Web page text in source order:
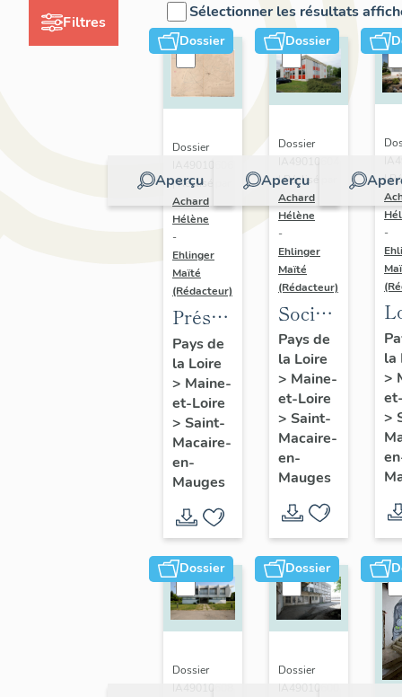
Filtres
Sélectionner les résultats
Dossier
Aperçu
Dossier
| Réalisé par
Achard
Hélène
-
Ehlinger
Maïté
(Rédacteur)
Présentation
du
patrimoine
industriel
de la
commune
de
Saint-
Macaire-
en-
Mauges
Pays de
la Loire
> Maine-
et-Loire
> Saint-
Macaire-
en-
Mauges
Dossier
Aperçu
Dossier
IA49010604
| Réalisé par
Achard
Hélène
-
Ehlinger
Maïté
(Rédacteur)
Société
BTP
Chupin-
Vigneron,
94 rue
Choletaise,
Saint-
Macaire-
en-
Mauges
Pays de
la Loire
> Maine-
et-Loire
> Saint-
Macaire-
en-
Mauges
|
-
la
>
>
Dossier
Dossier
IA49010608
Dossier
Dossier
IA49010600